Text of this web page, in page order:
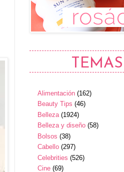
TEMAS
Alimentación (162)
Beauty Tips (46)
Belleza (1924)
Belleza y diseño (58)
Bolsos (38)
Cabello (297)
Celebrities (526)
Cine (69)